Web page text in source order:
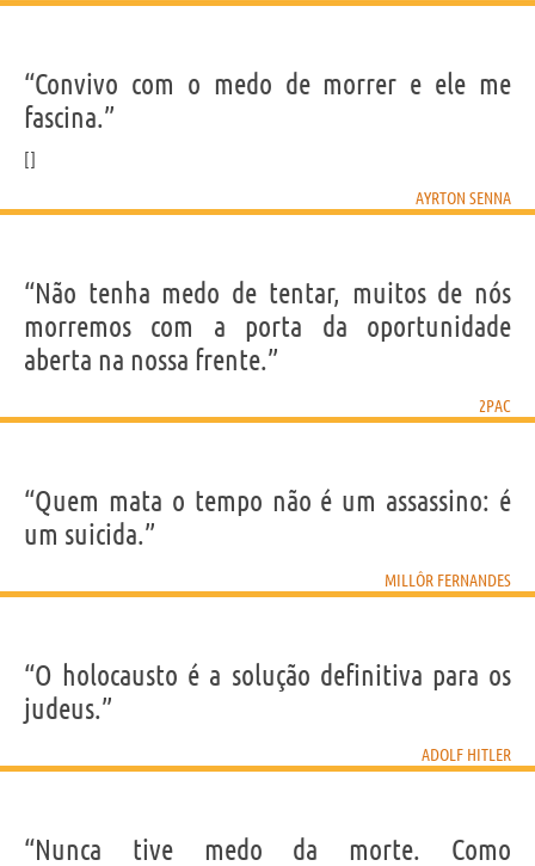
“Convivo com o medo de morrer e ele me
fascina.”
AYRTON SENNA
“Não tenha medo de tentar, muitos de nós
morremos com a porta da oportunidade
aberta na nossa frente.”
2PAC
“Quem mata o tempo não é um assassino: é
um suicida.”
MILLÔR FERNANDES
“O holocausto é a solução definitiva para os
judeus.”
ADOLF HITLER
“Nunca tive medo da morte. Como